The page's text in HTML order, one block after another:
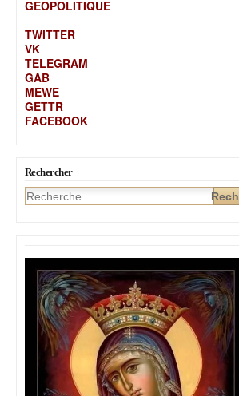
GEOPOLITIQUE
TWITTER
VK
TELEGRAM
GAB
MEWE
GETTR
FACEBOOK
Rechercher